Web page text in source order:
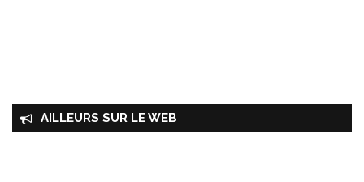
AILLEURS SUR LE WEB